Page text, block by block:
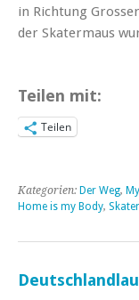
in Richtung
der Skatermaus
Teilen mit:
Teilen
Kategorien: Der Weg,
Home is my Body,